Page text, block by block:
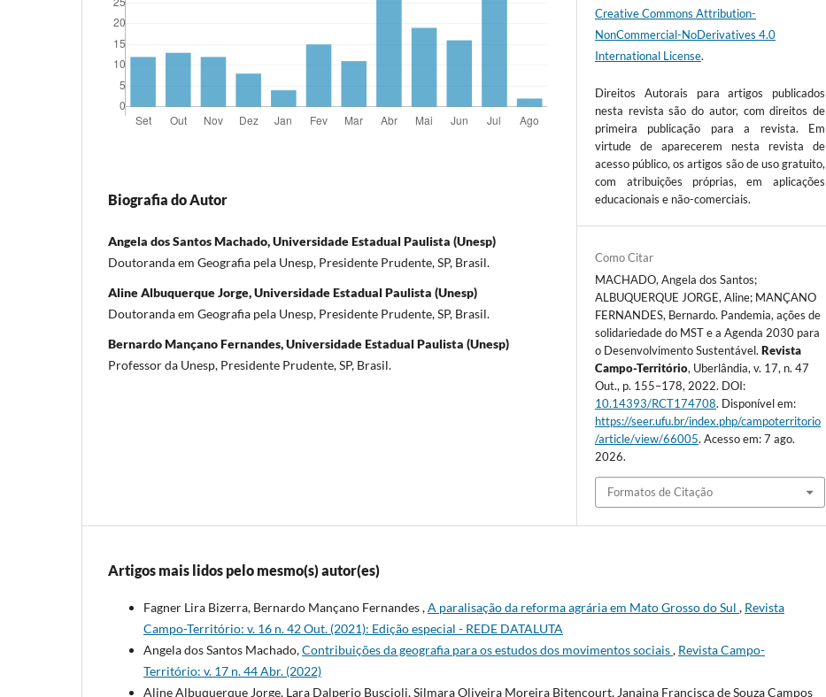
Biografia do Autor
Angela dos Santos Machado, Universidade Estadual Paulista (Unesp)
Doutoranda em Geografia pela Unesp, Presidente Prudente, SP, Brasil.
Aline Albuquerque Jorge, Universidade Estadual Paulista (Unesp)
Doutoranda em Geografia pela Unesp, Presidente Prudente, SP, Brasil.
Bernardo Mançano Fernandes, Universidade Estadual Paulista (Unesp)
Professor da Unesp, Presidente Prudente, SP, Brasil.
Creative Commons Attribution-
NonCommercial-NoDerivatives 4.0
International License.
Direitos Autorais para artigos publicados
nesta revista são do autor, com direitos de
primeira publicação para a revista. Em
virtude de aparecerem nesta revista de
acesso público, os artigos são de uso gratuito,
com atribuições próprias, em aplicações
educacionais e não-comerciais.
Como Citar
MACHADO, Angela dos Santos;
ALBUQUERQUE JORGE, Aline; MANÇANO
FERNANDES, Bernardo. Pandemia, ações de
solidariedade do MST e a Agenda 2030 para
o Desenvolvimento Sustentável.Revista
Campo-Território, Uberlândia, v. 17, n. 47
Out., p. 155–178, 2022. DOI:
10.14393/RCT174708. Disponível em:
https://seer.ufu.br/index.php/campoterritorio
/article/view/66005. Acesso em: 7 ago.
2026.
Formatos de Citação
Artigos mais lidos pelo mesmo(s) autor(es)
Fagner Lira Bizerra, Bernardo Mançano Fernandes ,A paralisação da reforma agrária em Mato Grosso do Sul , Revista
Campo-Território: v. 16 n. 42 Out. (2021): Edição especial - REDE DATALUTA
Angela dos Santos Machado,Contribuições da geografia para os estudos dos movimentos sociais, Revista Campo-
Território: v. 17 n. 44 Abr. (2022)
Aline Albuquerque Jorge, Lara Dalperio Buscioli, Silmara Oliveira Moreira Bitencourt, Janaina Francisca de Souza Campos